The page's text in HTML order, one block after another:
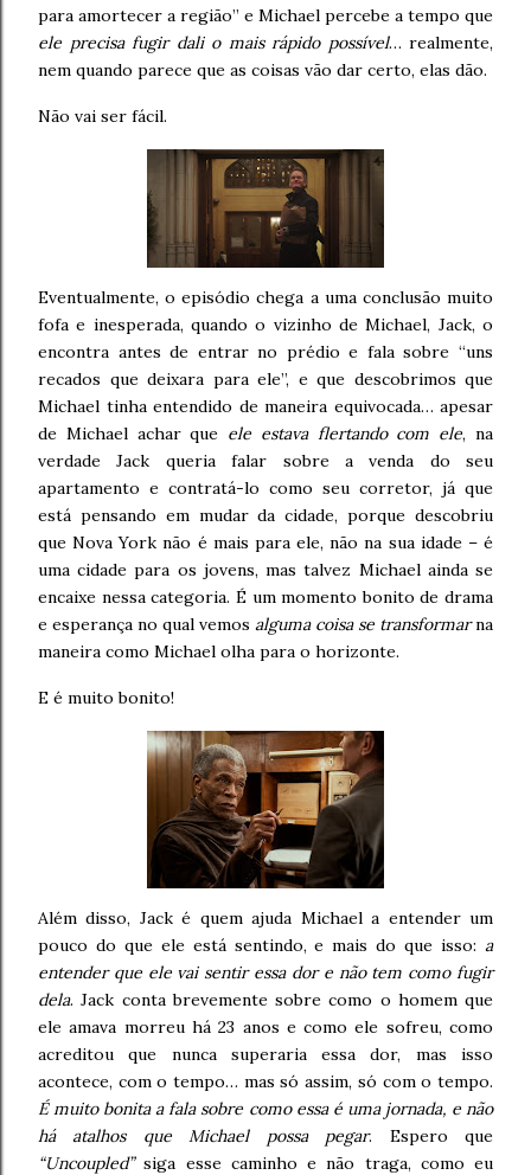
para amortecer a região” e Michael percebe a tempo que
ele precisa fugir dali o mais rápido possível… realmente,
nem quando parece que as coisas vão dar certo, elas dão.
Não vai ser fácil.
Eventualmente, o episódio chega a uma conclusão muito
fofa e inesperada, quando o vizinho de Michael, Jack, o
encontra antes de entrar no prédio e fala sobre “uns
recados que deixara para ele”, e que descobrimos que
Michael tinha entendido de maneira equivocada… apesar
de Michael achar que ele estava flertando com ele, na
verdade Jack queria falar sobre a venda do seu
apartamento e contratá-lo como seu corretor, já que
está pensando em mudar da cidade, porque descobriu
que Nova York não é mais para ele, não na sua idade – é
uma cidade para os jovens, mas talvez Michael ainda se
encaixe nessa categoria. É um momento bonito de drama
e esperança no qual vemos alguma coisa se transformarna
maneira como Michael olha para o horizonte.
E é muito bonito!
Além disso, Jack é quem ajuda Michael a entender um
pouco do que ele está sentindo, e mais do que isso: a
entender que ele vai sentir essa dor e não tem como fugir
dela. Jack conta brevemente sobre como o homem que
ele amava morreu há 23 anos e como ele sofreu, como
acreditou que nunca superaria essa dor, mas isso
acontece, com o tempo… mas só assim, só com o tempo.
É muito bonita a fala sobre como essa é uma jornada, e não
há atalhos que Michael possa pegar. Espero que
“Uncoupled”siga esse caminho e não traga, como eu